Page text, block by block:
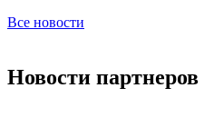
Все новости
Новости партнеров